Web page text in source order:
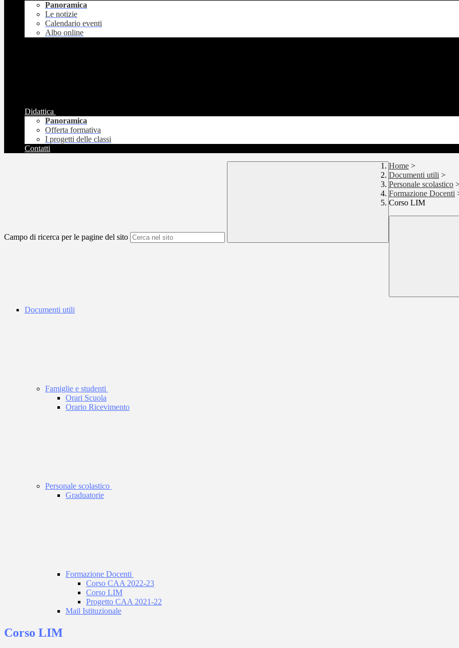
Panoramica
Le notizie
Calendario eventi
Albo online
Didattica
Panoramica
Offerta formativa
I progetti delle classi
Contatti
Campo di ricerca per le pagine del sito
Home >
Documenti utili >
Personale scolastico
Formazione Docenti
Corso LIM
Documenti utili
Famiglie e studenti
Orari Scuola
Orario Ricevimento
Personale scolastico
Graduatorie
Formazione Docenti
Corso CAA 2022-23
Corso LIM
Progetto CAA 2021-22
Mail Istituzionale
Corso LIM